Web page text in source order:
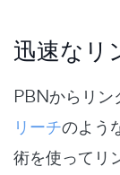
迅速なリ
PBNからリン
リーチのよう
術を使ってリ